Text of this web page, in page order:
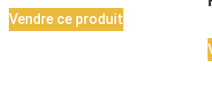
Vendre ce produit